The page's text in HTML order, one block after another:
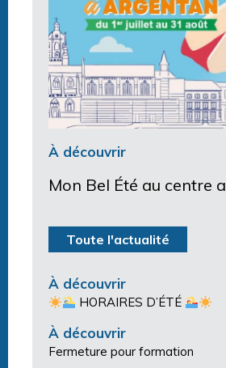
À découvrir
Mon Bel Été au centre
Toute l'actualité
À découvrir
HORAIRES D’ÉTÉ
À découvrir
Fermeture pour formation